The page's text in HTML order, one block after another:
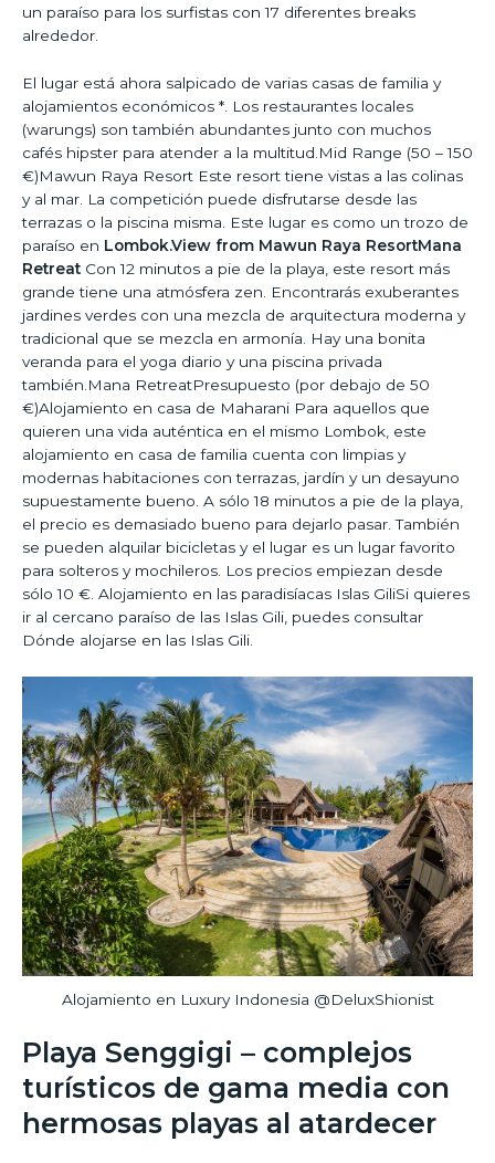
un paraíso para los surfistas con 17 diferentes breaks
alrededor.
El lugar está ahora salpicado de varias casas de familia y
alojamientos económicos *. Los restaurantes locales
(warungs) son también abundantes junto con muchos
cafés hipster para atender a la multitud.Mid Range (50 – 150
€)Mawun Raya Resort Este resort tiene vistas a las colinas
y al mar. La competición puede disfrutarse desde las
terrazas o la piscina misma. Este lugar es como un trozo de
paraíso en Lombok.View from Mawun Raya ResortMana
Retreat Con 12 minutos a pie de la playa, este resort más
grande tiene una atmósfera zen. Encontrarás exuberantes
jardines verdes con una mezcla de arquitectura moderna y
tradicional que se mezcla en armonía. Hay una bonita
veranda para el yoga diario y una piscina privada
también.Mana RetreatPresupuesto (por debajo de 50
€)Alojamiento en casa de Maharani Para aquellos que
quieren una vida auténtica en el mismo Lombok, este
alojamiento en casa de familia cuenta con limpias y
modernas habitaciones con terrazas, jardín y un desayuno
supuestamente bueno. A sólo 18 minutos a pie de la playa,
el precio es demasiado bueno para dejarlo pasar. También
se pueden alquilar bicicletas y el lugar es un lugar favorito
para solteros y mochileros. Los precios empiezan desde
sólo 10 €. Alojamiento en las paradisíacas Islas GiliSi quieres
ir al cercano paraíso de las Islas Gili, puedes consultar
Dónde alojarse en las Islas Gili.
Alojamiento en Luxury Indonesia @DeluxShionist
Playa Senggigi – complejos
turísticos de gama media con
hermosas playas al atardecer